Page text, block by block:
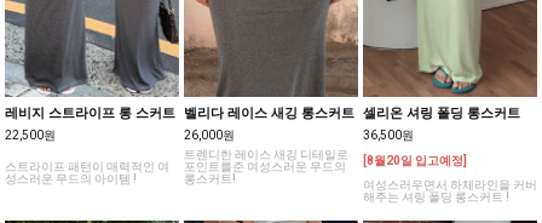
레비지 스트라이프 롱 스커트
22,500원
스트라이프 패턴이 매력적인 여
성스러운 무드의 아이템 !
벨리다 레이스 새깅 롱스커트
26,000원
트렌디한 레이스 새깅 디테일로
포인트를준 여성스러운 무드의
롱스커트!
셀리온 셔링 폴딩 롱스커트
36,500원
[8월20일 입고예정]
여성스러우면서 하체라인을 커버
해주는 셔링 폴딩 롱스커트 !